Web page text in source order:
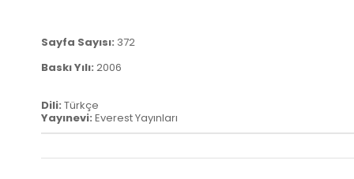
Sayfa Sayısı: 372
Baskı Yılı: 2006
Dili: Türkçe
Yayınevi: Everest Yayınları